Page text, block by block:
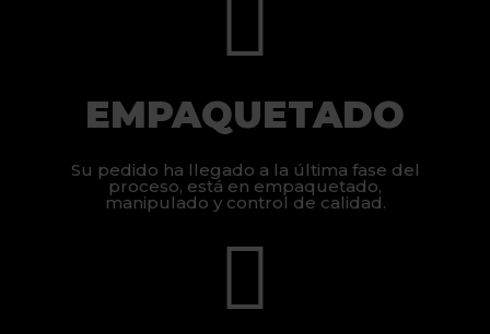
EMPAQUETADO
Su pedido ha llegado a la última fase del
proceso, está en empaquetado,
manipulado y control de calidad.